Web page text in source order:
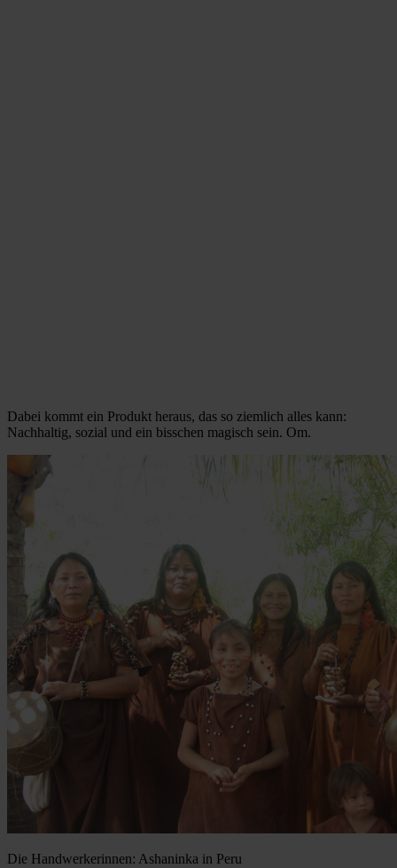
Dabei kommt ein Produkt heraus, das so ziemlich alles kann:
Nachhaltig, sozial und ein bisschen magisch sein. Om.
Die Handwerkerinnen: Ashaninka in Peru